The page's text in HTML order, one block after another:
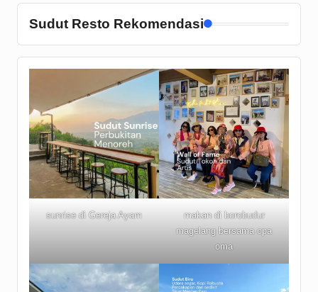
Sudut Resto Rekomendasi
sunrise di Gereja Ayam
makan di borobudur
magelang bersama opa
oma